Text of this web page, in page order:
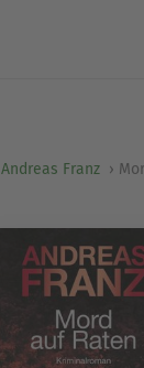
Andreas Franz